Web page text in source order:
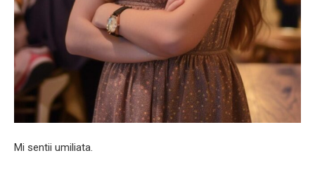
Mi sentii umiliata.